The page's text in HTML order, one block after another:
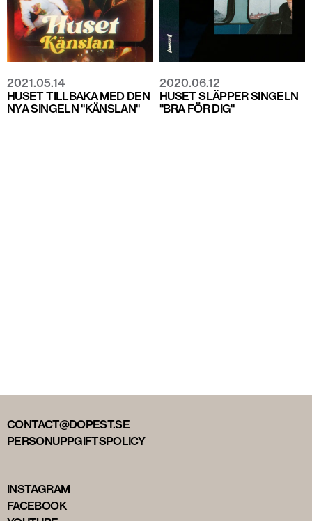
2021.05.14
HUSET TILLBAKA MED DEN
NYA SINGELN "KÄNSLAN"
2020.06.12
HUSET SLÄPPER SINGELN
"BRA FÖR DIG"
CONTACT@DOPEST.SE
PERSONUPPGIFTSPOLICY
INSTAGRAM
FACEBOOK